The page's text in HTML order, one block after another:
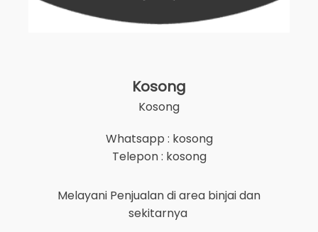
Kosong
Kosong
Whatsapp : kosong
Telepon : kosong
Melayani Penjualan di area binjaidan
sekitarnya